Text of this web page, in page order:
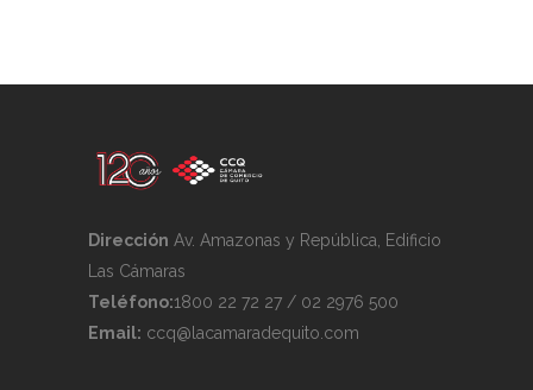
Dirección Av. Amazonas y República, Edificio
Las Cámaras
Teléfono:1800 22 72 27 / 02 2976 500
Email: ccq@lacamaradequito.com